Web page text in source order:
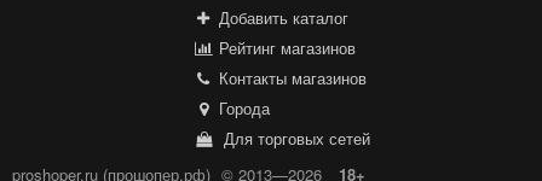
Добавить каталог
Рейтинг магазинов
Контакты магазинов
Города
Для торговых сетей
proshoper.ru (прошопер.рф) © 2013—2026 18+